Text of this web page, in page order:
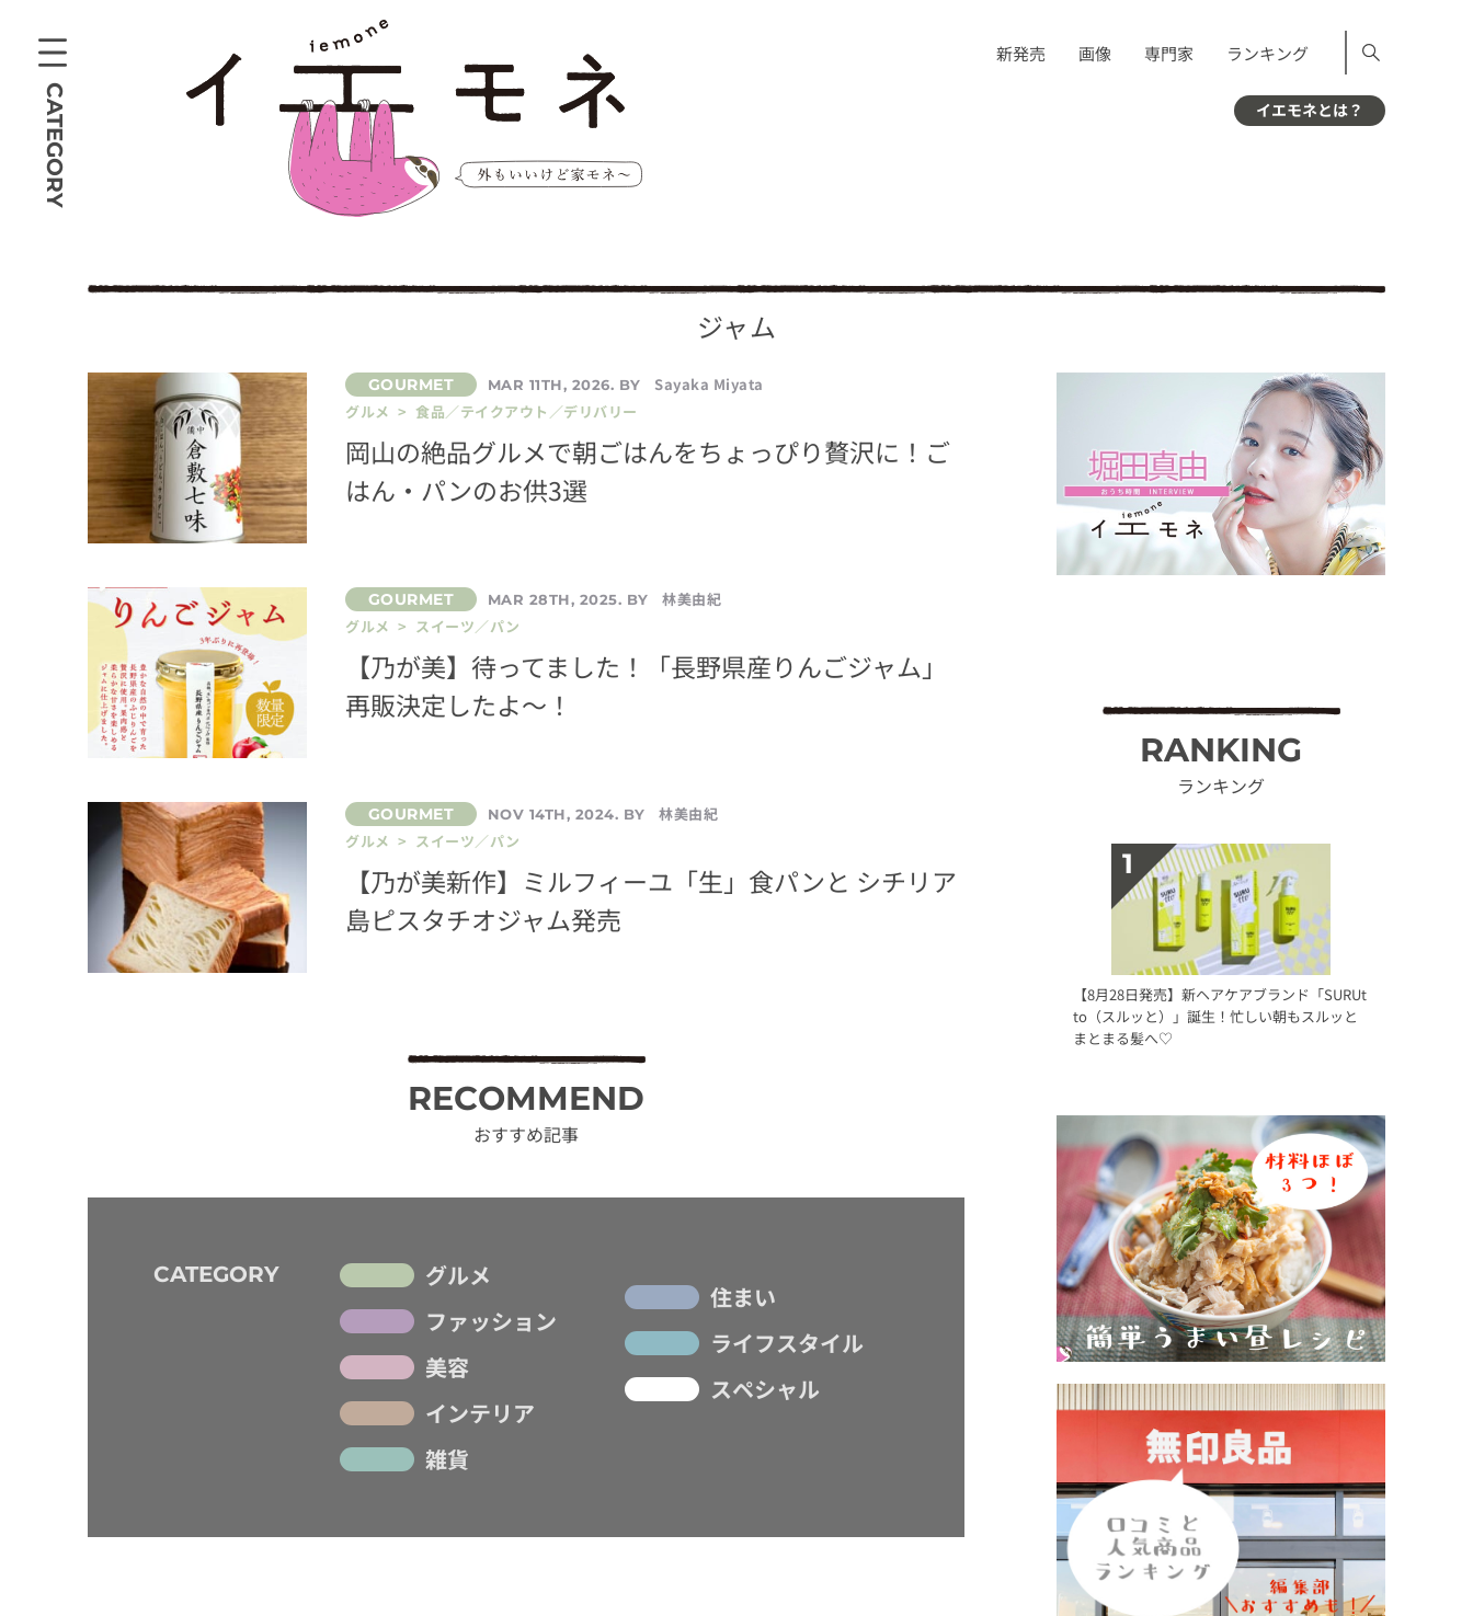
CATEGORY
新発売 画像 専門家 ランキング
イエモネとは？
ジャム
MAR 11TH, 2026. BY
Sayaka Miyata
グルメ > 食品／テイクアウト／デリバリー
岡山の絶品グルメで朝ごはんをちょっぴり贅沢に！ご
はん・パンのお供3選
MAR 28TH, 2025. BY
林美由紀
グルメ > スイーツ／パン
【乃が美】待ってました！「長野県産りんごジャム」
再販決定したよ～！
NOV 14TH, 2024. BY
林美由紀
グルメ > スイーツ／パン
【乃が美新作】ミルフィーユ「生」食パンと シチリア
島ピスタチオジャム発売
RECOMMEND
おすすめ記事
CATEGORY
グルメ
ファッション
美容
インテリア
雑貨
住まい
ライフスタイル
スペシャル
RANKING
ランキング
【8月28日発売】新ヘアケアブランド「SURUt
to（スルッと）」誕生！忙しい朝もスルッと
まとまる髪へ♡